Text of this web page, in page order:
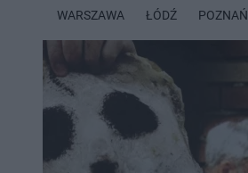
WARSZAWA ŁÓDŹ POZNAŃ